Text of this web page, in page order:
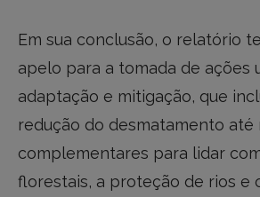
Em sua conclusão, o relatório
apelo para a tomada de ações
adaptação e mitigação, que
redução do desmatamento até
complementares para lidar
florestais, a proteção de rios e